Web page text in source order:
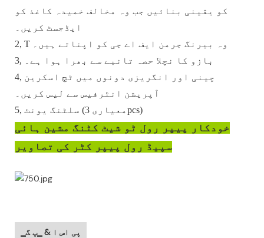
کو یقینی بنائیں جب وہ مخالف خمیدہ کاغذ کو
ایڈجسٹ کریں۔
2, T
وہ بیرنگ جرمن ایف اے جی کو اپناتے ہیں۔
3,
بازو کا نچلا حصہ تانبے سے بھرا ہوا ہے۔
4, چینی اور انگریزی دونوں میں ٹچ اسکرین
آپریشن انٹرفیس سے لیس کریں۔
5,
سلٹنگ یونٹ (معیاری 3pcs)
خودکار پیپر رول ٹو شیٹ کٹنگ مشین ہائی
سپیڈ رول پیپر کٹر کی تصاویر
▁پی اس ا & ▁پ گ